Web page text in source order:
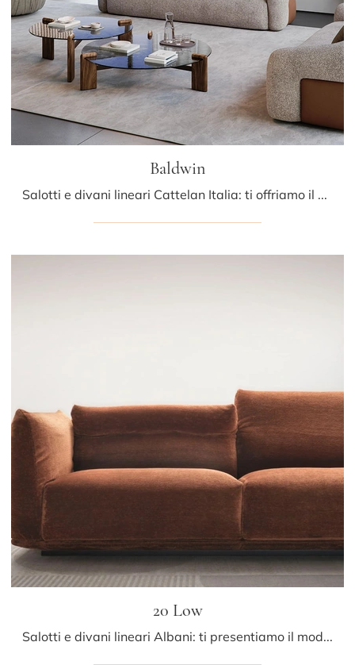
Baldwin
Salotti e divani lineari Cattelan Italia: ti offriamo il modello Baldwin in tessuto per arricchire la zona giorno.
20 Low
Salotti e divani lineari Albani: ti presentiamo il modello 20 Low in tessuto per completare il soggiorno.